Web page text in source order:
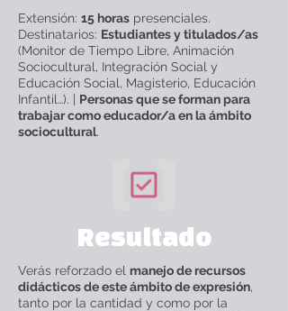
Extensión: 15 horas presenciales.
Destinatarios: Estudiantes y titulados/as
(Monitor de Tiempo Libre, Animación
Sociocultural, Integración Social y
Educación Social, Magisterio, Educación
Infantil…). | Personas que se forman para
trabajar como educador/a en la ámbito
sociocultural.
Resultado
Verás reforzado el manejo de recursos
didácticos de este ámbito de expresión,
tanto por la cantidad y como por la